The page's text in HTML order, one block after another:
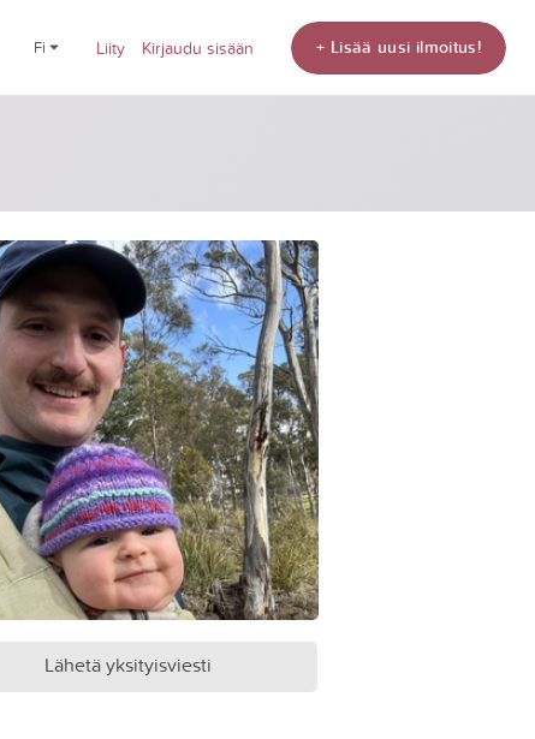
fi Liity Kirjaudu sisään + Lisää uusi ilmoitus!
Lähetä yksityisviesti